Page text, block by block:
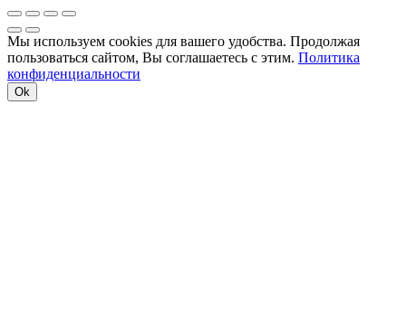
Мы используем cookies для вашего удобства. Продолжая
пользоваться сайтом, Вы соглашаетесь с этим. Политика
конфиденциальности
Ok